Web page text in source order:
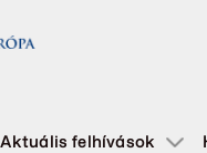
Aktuális felhívások